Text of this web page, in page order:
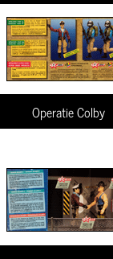
Operatie Colby